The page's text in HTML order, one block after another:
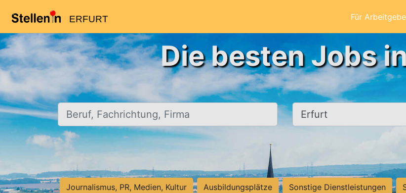
ERFURT Für
Die besten Jobs
Beruf, Fachrichtung, Firma Ort, Stadt
Journalismus, PR, Medien, Kultur Ausbildungsplätze Sonstige Dienstleistungen